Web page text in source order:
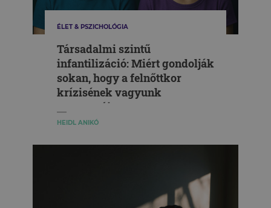
ÉLET & PSZICHOLÓGIA
Társadalmi szintű
infantilizáció: Miért gondolják
sokan, hogy a felnőttkor
krízisének vagyunk
szemtanúi?
HEIDL ANIKÓ